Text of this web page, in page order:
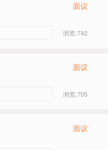
面议
浏览:742
面议
浏览:705
面议